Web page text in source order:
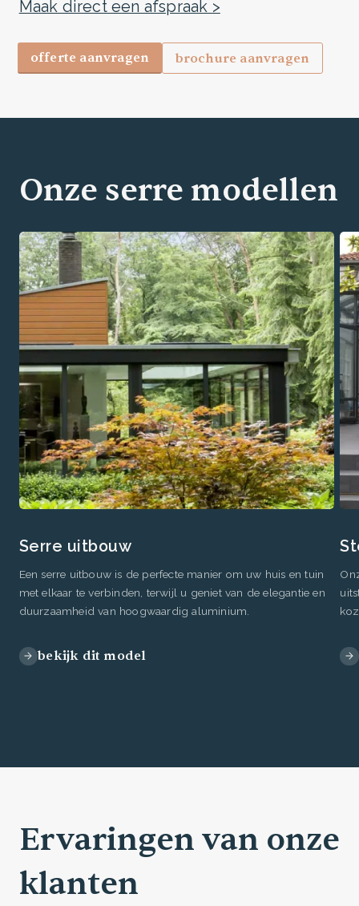
Maak direct een afspraak >
offerte aanvragen brochure aanvragen
Onze serre modellen
Serre uitbouw
Een serre uitbouw is de perfecte manier om uw huis en tuin
met elkaar te verbinden, terwijl u geniet van de elegantie en
duurzaamheid van hoogwaardig aluminium.
bekijk dit model
Ervaringen van onze
klanten